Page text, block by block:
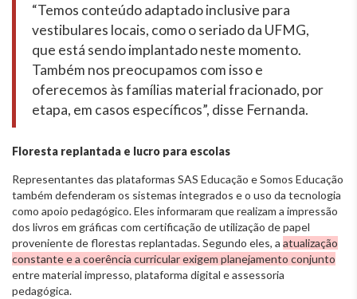
“Temos conteúdo adaptado inclusive para
vestibulares locais, como o seriado da UFMG,
que está sendo implantado neste momento.
Também nos preocupamos com isso e
oferecemos às famílias material fracionado, por
etapa, em casos específicos”, disse Fernanda.
Floresta replantada e lucro para escolas
Representantes das plataformas SAS Educação e Somos Educação
também defenderam os sistemas integrados e o uso da tecnologia
como apoio pedagógico. Eles informaram que realizam a impressão
dos livros em gráficas com certificação de utilização de papel
proveniente de florestas replantadas. Segundo eles, a atualização
constante e a coerência curricular exigem planejamento conjunto
entre material impresso, plataforma digital e assessoria
pedagógica.